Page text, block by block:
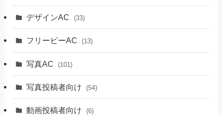
デザインAC (33)
フリービーAC (13)
写真AC (101)
写真投稿者向け (54)
動画投稿者向け (6)